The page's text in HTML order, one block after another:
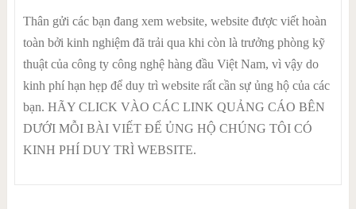
Thân gửi các bạn đang xem website, website được viết hoàn
toàn bởi kinh nghiệm đã trải qua khi còn là trưởng phòng kỹ
thuật của công ty công nghệ hàng đầu Việt Nam, vì vậy do
kinh phí hạn hẹp để duy trì website rất cần sự ủng hộ của các
bạn. HÃY CLICK VÀO CÁC LINK QUẢNG CÁO BÊN
DƯỚI MỖI BÀI VIẾT ĐỂ ỦNG HỘ CHÚNG TÔI CÓ
KINH PHÍ DUY TRÌ WEBSITE.